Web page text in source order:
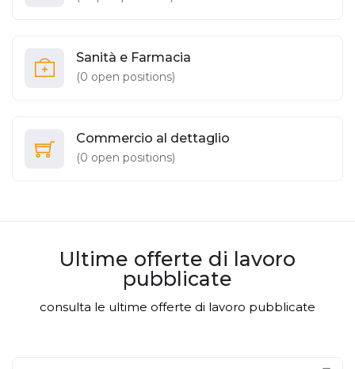
Sanità e Farmacia
(0 open positions)
Commercio al dettaglio
(0 open positions)
Ultime offerte di lavoro
pubblicate
consulta le ultime offerte di lavoro pubblicate